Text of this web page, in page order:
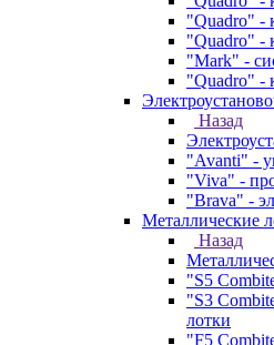
"Quadro" -
"Quadro" -
"Mark" -
"Quadro" -
Назад
"Avanti" -
"Viva" -
"Brava" -
Металлические
Назад
"S5
"S3
лотки
"F5